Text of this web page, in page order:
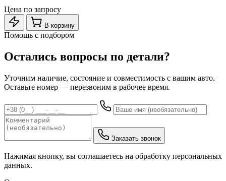
Цена по запросу
В корзину
Помощь с подбором
Остались вопросы по детали?
Уточним наличие, состояние и совместимость с вашим авто.
Оставьте номер — перезвоним в рабочее время.
Заказать звонок
Нажимая кнопку, вы соглашаетесь на обработку персональных
данных.